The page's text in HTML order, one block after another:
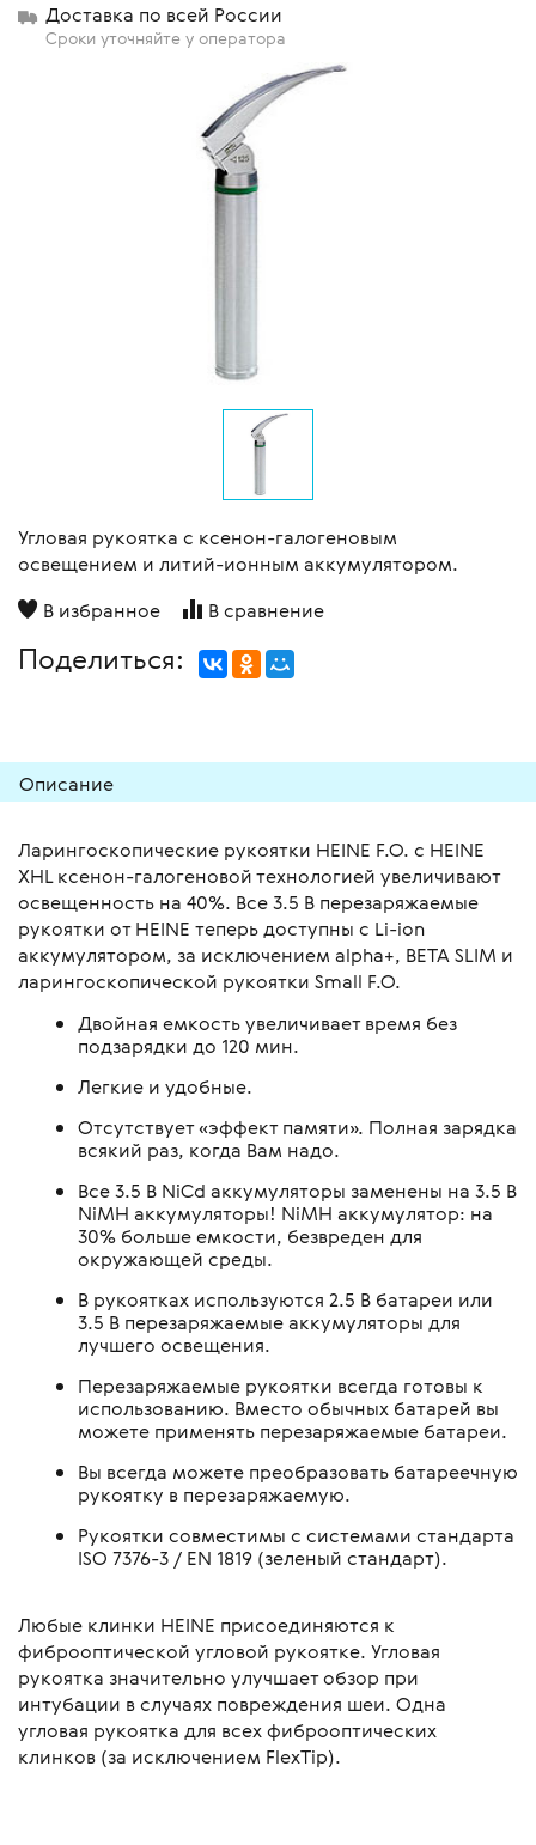
Угловая рукоятка с ксенон-галогеновым
освещением и литий-ионным аккумулятором.
В избранное
В сравнение
Поделиться:
Доставка по всей России
Сроки уточняйте у оператора
Описание
Ларингоскопические рукоятки HEINE F.O. с HEINE
XHL ксенон-галогеновой технологией увеличивают
освещенность на 40%. Все 3.5 В перезаряжаемые
рукоятки от HEINE теперь доступны c Li-ion
аккумулятором, за исключением alpha+, BETA SLIM и
ларингоскопической рукоятки Small F.O.
Двойная емкость увеличивает время без
подзарядки до 120 мин.
Легкие и удобные.
Отсутствует «эффект памяти». Полная зарядка
всякий раз, когда Вам надо.
Все 3.5 В NiCd аккумуляторы заменены на 3.5 В
NiMH аккумуляторы! NiMH аккумулятор: на
30% больше емкости, безвреден для
окружающей среды.
В рукоятках используются 2.5 В батареи или
3.5 В перезаряжаемые аккумуляторы для
лучшего освещения.
Перезаряжаемые рукоятки всегда готовы к
использованию. Вместо обычных батарей вы
можете применять перезаряжаемые батареи.
Вы всегда можете преобразовать батареечную
рукоятку в перезаряжаемую.
Рукоятки совместимы с системами стандарта
ISO 7376-3 / EN 1819 (зеленый стандарт).
Любые клинки HEINE присоединяются к
фиброоптической угловой рукоятке. Угловая
рукоятка значительно улучшает обзор при
интубации в случаях повреждения шеи. Одна
угловая рукоятка для всех фиброоптических
клинков (за исключением FlexTip).